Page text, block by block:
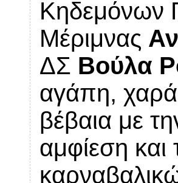
Κηδεμόνων
Μέριμνας
ΔΣ Βούλα
αγάπη, χαρά
βέβαια με
αμφίεση